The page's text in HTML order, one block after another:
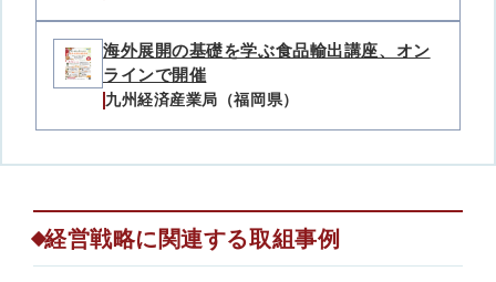
海外展開の基礎を学ぶ食品輸出講座、オン
ラインで開催
九州経済産業局（福岡県）
経営戦略に関連する取組事例